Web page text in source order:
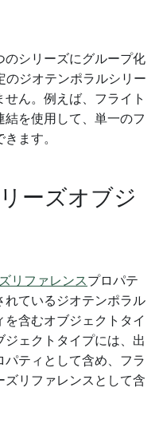
のシリーズにグループ化
のジオテンポラルシリー
ん。例えば、フライト
を使用して、単一のフ
ます。
ーズオブジ
リファレンスプロパテ
れているジオテンポラル
含むオブジェクトタイ
ェクトタイプには、出
ティとして含め、フラ
ズリファレンスとして含